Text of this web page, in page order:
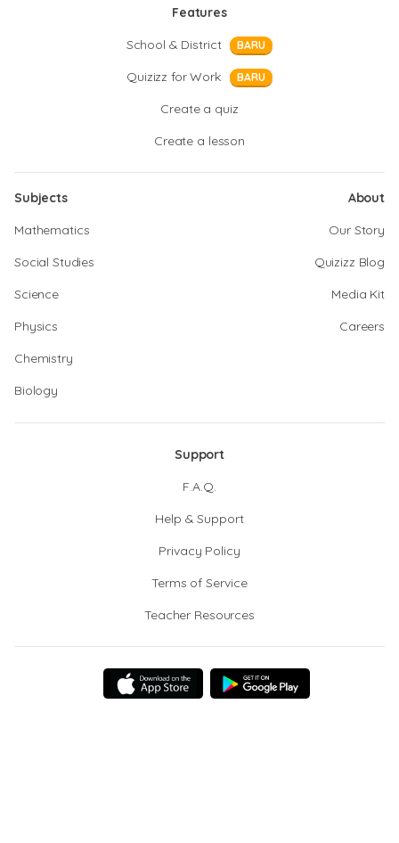
Features
School & District
BARU
Quizizz for Work BARU
Create a quiz
Create a lesson
Subjects
Mathematics
Social Studies
Science
Physics
Chemistry
Biology
About
Our Story
Quizizz Blog
Media Kit
Careers
Support
F.A.Q.
Help & Support
Privacy Policy
Terms of Service
Teacher Resources